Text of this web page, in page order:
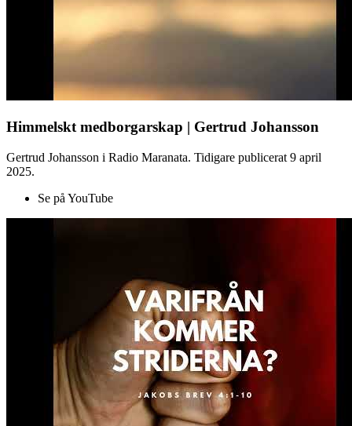
Himmelskt medborgarskap | Gertrud Johansson
Gertrud Johansson i Radio Maranata. Tidigare publicerat 9 april
2025.
Se på YouTube